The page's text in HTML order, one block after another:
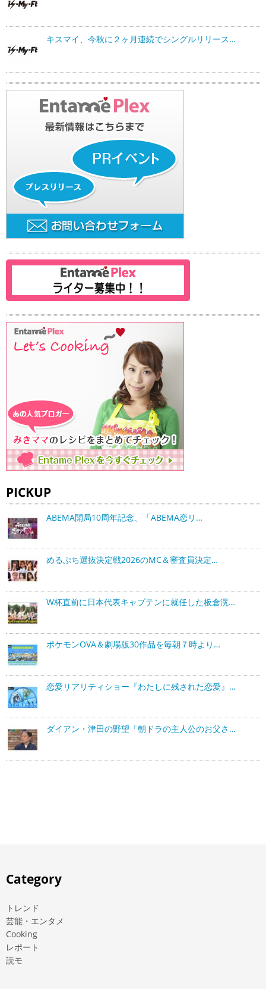
キスマイ、今秋に２ヶ月連続でシングルリリース…
PICKUP
ABEMA開局10周年記念、「ABEMA恋リ…
めるぷち選抜決定戦2026のMC＆審査員決定…
W杯直前に日本代表キャプテンに就任した板倉滉…
ポケモンOVA＆劇場版30作品を毎朝７時より…
恋愛リアリティショー『わたしに残された恋愛』…
ダイアン・津田の野望「朝ドラの主人公のお父さ…
Category
トレンド
芸能・エンタメ
Cooking
レポート
読モ